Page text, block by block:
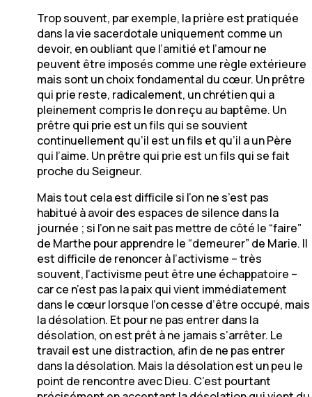
Trop souvent, par exemple, la prière est pratiquée
dans la vie sacerdotale uniquement comme un
devoir, en oubliant que l’amitié et l’amour ne
peuvent être imposés comme une règle extérieure
mais sont un choix fondamental du cœur. Un prêtre
qui prie reste, radicalement, un chrétien qui a
pleinement compris le don reçu au baptême. Un
prêtre qui prie est un fils qui se souvient
continuellement qu’il est un fils et qu’il a un Père
qui l’aime. Un prêtre qui prie est un fils qui se fait
proche du Seigneur.
Mais tout cela est difficile si l’on ne s’est pas
habitué à avoir des espaces de silence dans la
journée ; si l’on ne sait pas mettre de côté le “faire”
de Marthe pour apprendre le “demeurer” de Marie. Il
est difficile de renoncer à l’activisme – très
souvent, l’activisme peut être une échappatoire –
car ce n’est pas la paix qui vient immédiatement
dans le cœur lorsque l’on cesse d’être occupé, mais
la désolation. Et pour ne pas entrer dans la
désolation, on est prêt à ne jamais s’arrêter. Le
travail est une distraction, afin de ne pas entrer
dans la désolation. Mais la désolation est un peu le
point de rencontre avec Dieu. C’est pourtant